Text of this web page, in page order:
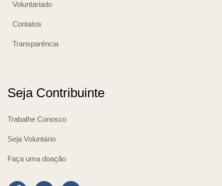
Voluntariado
Contatos
Transparência
Seja Contribuinte
Trabalhe Conosco
Seja Voluntário
Faça uma doação